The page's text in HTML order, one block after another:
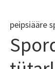
peipsiääre